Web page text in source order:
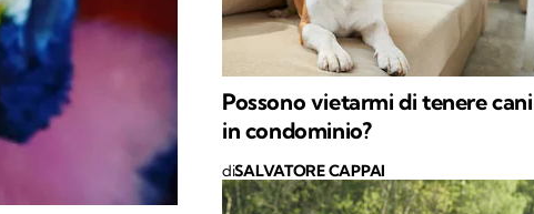
Possono vietarmi di tenere cani
in condominio?
diSALVATORE CAPPAI